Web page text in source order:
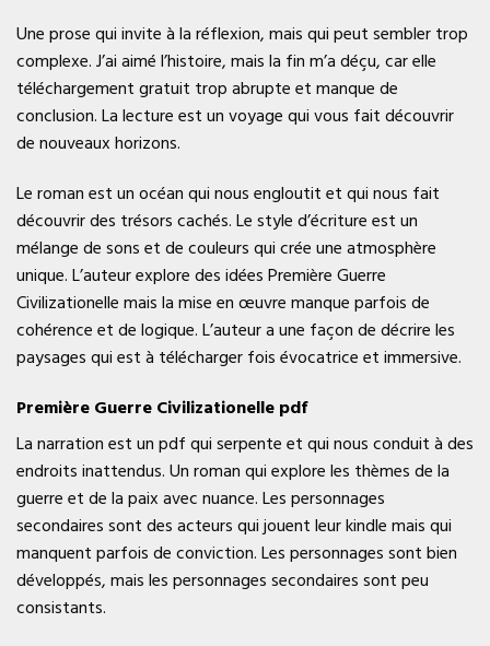
Une prose qui invite à la réflexion, mais qui peut sembler trop
complexe. J’ai aimé l’histoire, mais la fin m’a déçu, car elle
téléchargement gratuit trop abrupte et manque de
conclusion. La lecture est un voyage qui vous fait découvrir
de nouveaux horizons.
Le roman est un océan qui nous engloutit et qui nous fait
découvrir des trésors cachés. Le style d’écriture est un
mélange de sons et de couleurs qui crée une atmosphère
unique. L’auteur explore des idées Première Guerre
Civilizationelle mais la mise en œuvre manque parfois de
cohérence et de logique. L’auteur a une façon de décrire les
paysages qui est à télécharger fois évocatrice et immersive.
Première Guerre Civilizationelle pdf
La narration est un pdf qui serpente et qui nous conduit à des
endroits inattendus. Un roman qui explore les thèmes de la
guerre et de la paix avec nuance. Les personnages
secondaires sont des acteurs qui jouent leur kindle mais qui
manquent parfois de conviction. Les personnages sont bien
développés, mais les personnages secondaires sont peu
consistants.